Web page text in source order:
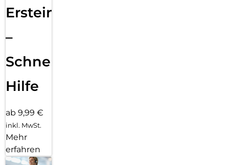
Ersteinrichtung
–
Schnelle
Hilfe
ab 9,99 €
inkl. MwSt.
Mehr
erfahren